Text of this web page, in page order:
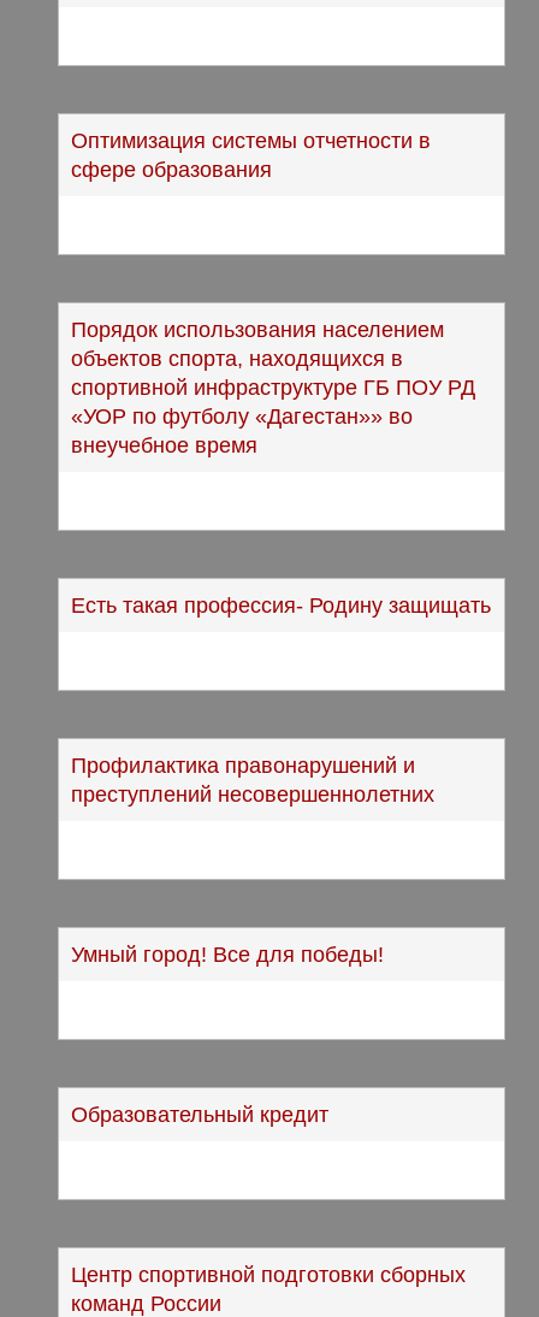
Оптимизация системы отчетности в
сфере образования
Порядок использования населением
объектов спорта, находящихся в
спортивной инфраструктуре ГБ ПОУ РД
«УОР по футболу «Дагестан»» во
внеучебное время
Есть такая профессия- Родину защищать
Профилактика правонарушений и
преступлений несовершеннолетних
Умный город! Все для победы!
Образовательный кредит
Центр спортивной подготовки сборных
команд России